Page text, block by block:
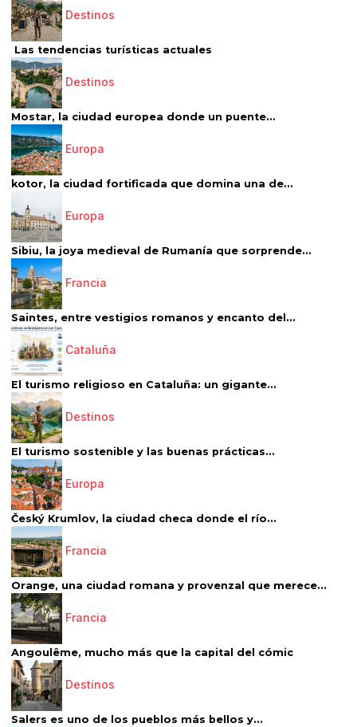
Destinos
Las tendencias turísticas actuales
Destinos
Mostar, la ciudad europea donde un puente...
Europa
kotor, la ciudad fortificada que domina una de...
Europa
Sibiu, la joya medieval de Rumanía que sorprende...
Francia
Saintes, entre vestigios romanos y encanto del...
Cataluña
El turismo religioso en Cataluña: un gigante...
Destinos
El turismo sostenible y las buenas prácticas...
Europa
Český Krumlov, la ciudad checa donde el río...
Francia
Orange, una ciudad romana y provenzal que merece...
Francia
Angoulême, mucho más que la capital del cómic
Destinos
Salers es uno de los pueblos más bellos y...